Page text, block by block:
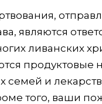
являются
ливанских
продуктовые
семей и
того, ваши